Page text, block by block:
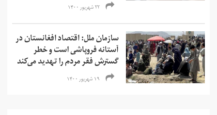
۲۲ شهریور ۱۴۰۰
سازمان ملل: اقتصاد افغانستان در
آستانه فروپاشی است و خطر
گسترش فقر مردم را تهدید می‌کند
۱۹ شهریور ۱۴۰۰